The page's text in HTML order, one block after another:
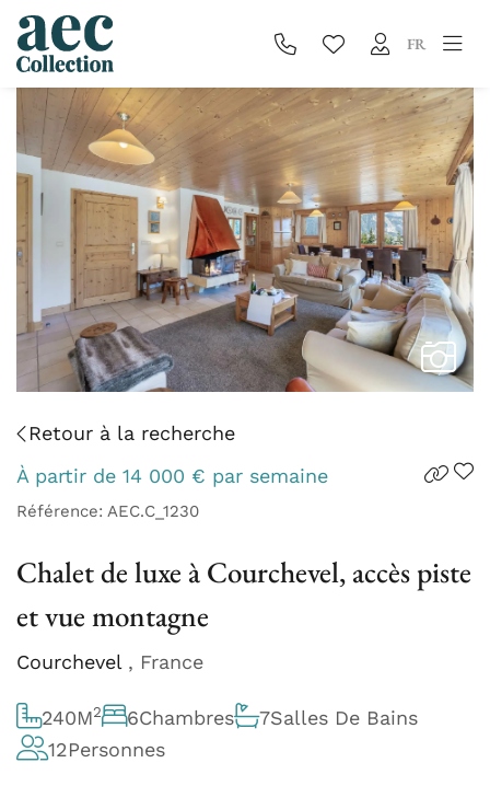
FR
Retour à la recherche
À partir de 14 000 € par semaine
Référence: AEC.C_1230
Chalet de luxe à Courchevel, accès piste
et vue montagne
Courchevel , France
240M2 6Chambres 7Salles De Bains
12Personnes